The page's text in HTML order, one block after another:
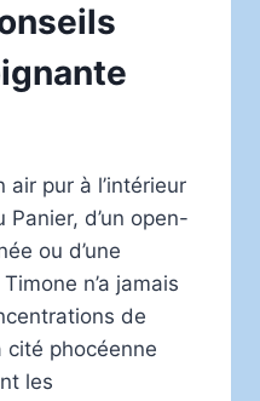
air pur à l’intérieur
d’un open-
ou d’une
n’a jamais
de
phocéenne
les